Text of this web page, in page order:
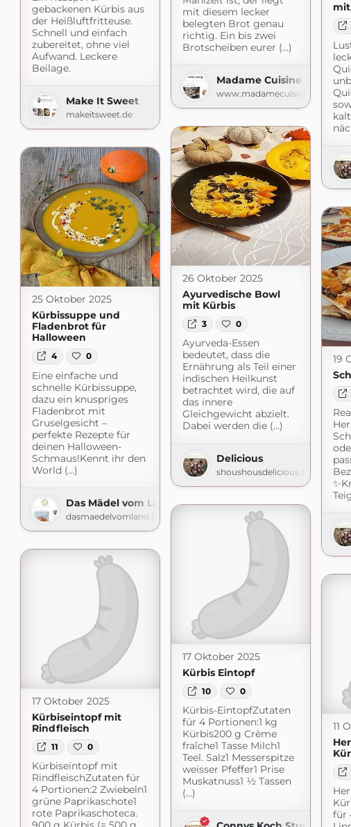
mit diesem lecker
belegten Brot genau
richtig. Ein bis zwei
Brotscheiben eurer (...)
Madame Cuisine
www.madamecuisine.de
gebackenen Kürbis aus
der Heißluftfritteuse.
Schnell und einfach
zubereitet, ohne viel
Aufwand. Leckere
Beilage.
Make It Sweet
makeitsweet.de
26 Oktober 2025
Ayurvedische Bowl
mit Kürbis
3 0
Ayurveda-Essen
bedeutet, dass die
Ernährung als Teil einer
indischen Heilkunst
betrachtet wird, die auf
das innere
Gleichgewicht abzielt.
Dabei werden die (...)
Delicious
25 Oktober 2025
Kürbissuppe und
Fladenbrot für
Halloween
4 0
Eine einfache und
schnelle Kürbissuppe,
dazu ein knuspriges
Fladenbrot mit
Gruselgesicht –
perfekte Rezepte für
deinen Halloween-
Schmaus!Kennt ihr den
World (...)
Das Mädel vom Land
dasmaedelvomland.blogspot.com
19
17 Oktober 2025
Kürbis Eintopf
10 0
Kürbis-EintopfZutaten
für 4 Portionen:1 kg
Kürbis200 g Crème
fraîche1 Tasse Milch1
Teel. Salz1 Messerspitze
weisser Pfeffer1 Prise
Muskatnuss1 ½ Tassen
(...)
17 Oktober 2025
Kürbiseintopf mit
Rindfleisch
11 0
Kürbiseintopf mit
RindfleischZutaten für
4 Portionen:2 Zwiebeln1
grüne Paprikaschote1
rote Paprikaschoteca.
11
für